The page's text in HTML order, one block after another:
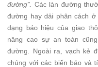
đường”. Các làn đường
đường hay dải phân cách ở
dạng báo hiệu của giao
nâng cao sự an toàn
đường. Ngoài ra, vạch kẻ
chúng với các biển báo và